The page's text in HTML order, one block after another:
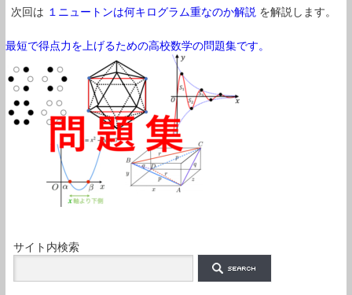
次回は １ニュートンは何キログラム重なのか解説 を解説します。
最短で得点力を上げるための高校数学の問題集です。
サイト内検索